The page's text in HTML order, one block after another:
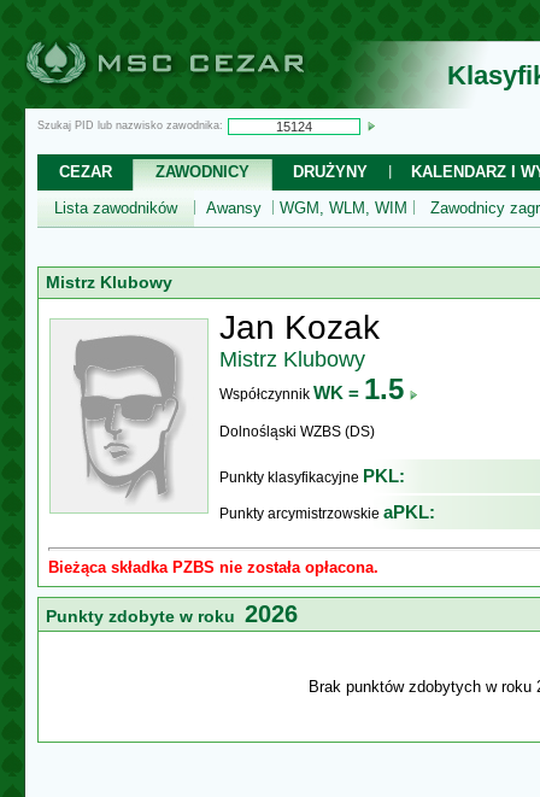
Szukaj PID lub nazwisko zawodnika:
CEZAR ZAWODNICY DRUŻYNY
KALENDARZ I
Lista zawodników
Awansy WGM, WLM, WIM Zawodnicy
Mistrz Klubowy
Jan Kozak
Mistrz Klubowy
Współczynnik WK = 1.5
Dolnośląski WZBS (DS)
Punkty klasyfikacyjne PKL:
Punkty arcymistrzowskie aPKL:
Bieżąca składka PZBS nie została opłacona.
Punkty zdobyte w roku 2026
Brak punktów zdobytych w roku